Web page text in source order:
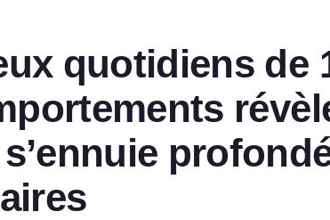
quotidiens de